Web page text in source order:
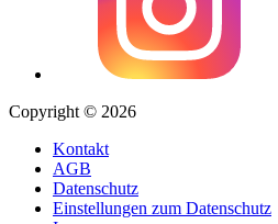
Copyright © 2026
Kontakt
AGB
Datenschutz
Einstellungen zum Datenschutz